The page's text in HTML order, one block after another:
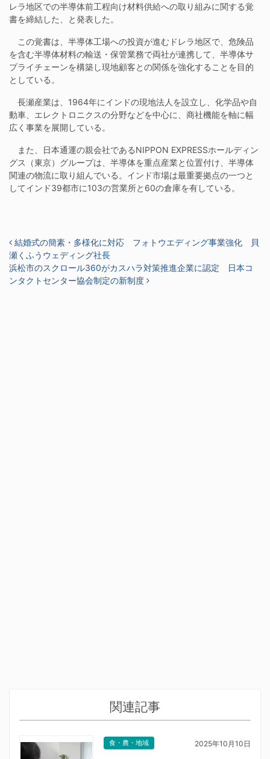
レラ地区での半導体前工程向け材料供給への取り組みに関する覚
書を締結した、と発表した。
この覚書は、半導体工場への投資が進むドレラ地区で、危険品
を含む半導体材料の輸送・保管業務で両社が連携して、半導体サ
プライチェーンを構築し現地顧客との関係を強化することを目的
としている。
長瀬産業は、1964年にインドの現地法人を設立し、化学品や自
動車、エレクトロニクスの分野などを中心に、商社機能を軸に幅
広く事業を展開している。
また、日本通運の親会社であるNIPPON EXPRESSホールディン
グス（東京）グループは、半導体を重点産業と位置付け、半導体
関連の物流に取り組んでいる。インド市場は最重要拠点の一つと
してインド39都市に103の営業所と60の倉庫を有している。
投稿ナビゲーション
結婚式の簡素・多様化に対応 フォトウエディング事業強化 貝
瀬くふうウェディング社長
浜松市のスクロール360がカスハラ対策推進企業に認定 日本コ
ンタクトセンター協会制定の新制度
関連記事
食・農・地域 2025年10月10日